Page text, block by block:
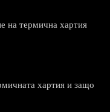
на термична хартия
хартия и защо